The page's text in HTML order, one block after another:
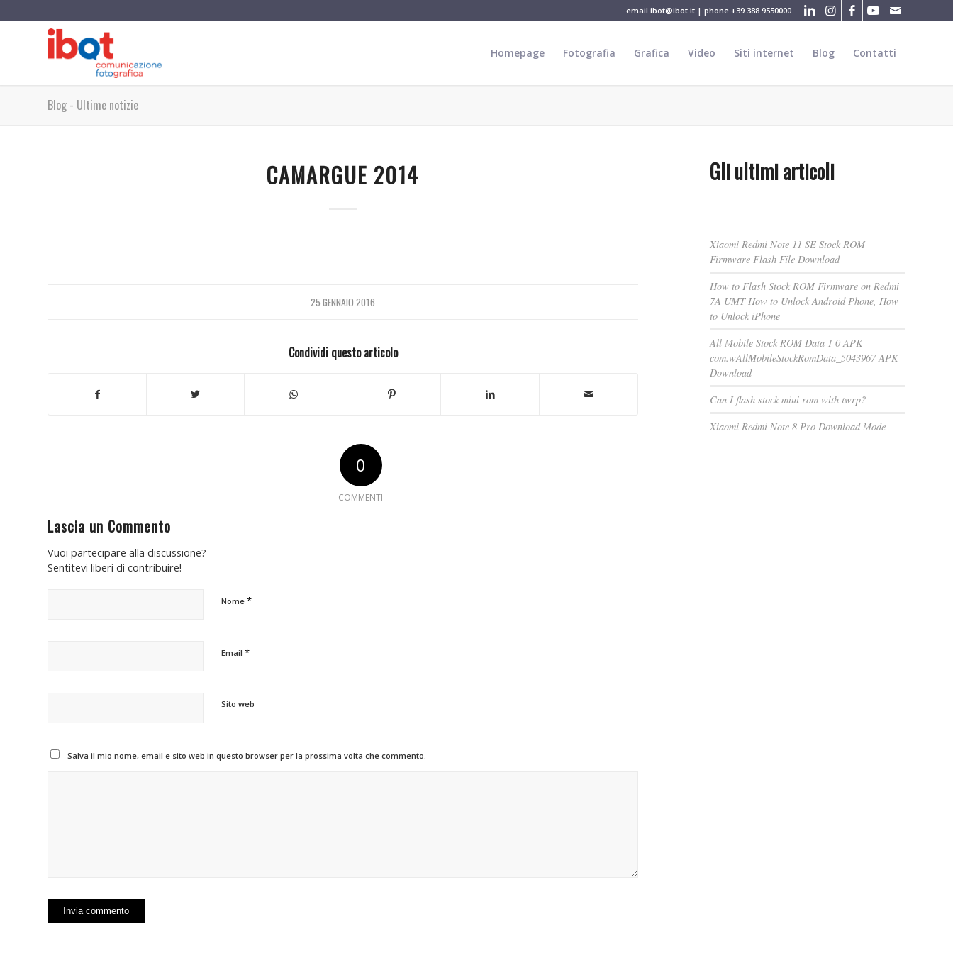
email ibot@ibot.it | phone +39 388 9550000
Homepage Fotografia Grafica Video Siti internet Blog Contatti
Blog - Ultime notizie
CAMARGUE 2014
25 GENNAIO 2016
Condividi questo articolo
0
COMMENTI
Lascia un Commento
Vuoi partecipare alla discussione?
Sentitevi liberi di contribuire!
Nome *
Email *
Sito web
Salva il mio nome, email e sito web in questo browser per la prossima volta che commento.
Gli ultimi articoli
Xiaomi Redmi Note 11 SE Stock ROM
Firmware Flash File Download
How to Flash Stock ROM Firmware on Redmi
7A UMT How to Unlock Android Phone, How
to Unlock iPhone
All Mobile Stock ROM Data 1 0 APK
com.wAllMobileStockRomData_5043967 APK
Download
Can I flash stock miui rom with twrp?
Xiaomi Redmi Note 8 Pro Download Mode